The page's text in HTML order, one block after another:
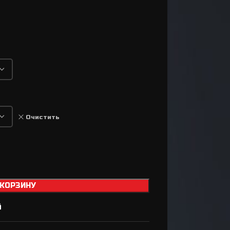
Манетки / Шифтеры
Велосипедные тормоза
Тормозные диски / Ротора
Тросики / Оболочки
Очистить